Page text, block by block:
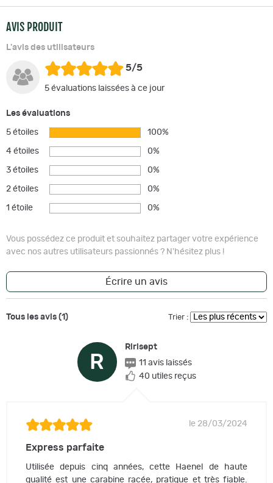
AVIS PRODUIT
L'avis des utilisateurs
5/5
5 évaluations laissées à ce jour
Les évaluations
5 étoiles 100%
4 étoiles 0%
3 étoiles 0%
2 étoiles 0%
1 étoile 0%
Vous possédez ce produit et souhaitez partager votre expérience
avec nos autres utilisateurs passionnés ? N'hésitez plus !
Écrire un avis
Tous les avis (1) Trier :
R
Ririsept
11 avis laissés
40 utiles reçus
le 28/03/2024
Express parfaite
Utilisée depuis cinq années, cette Haenel de haute
qualité est une carabine racée, pratique et très fiable.